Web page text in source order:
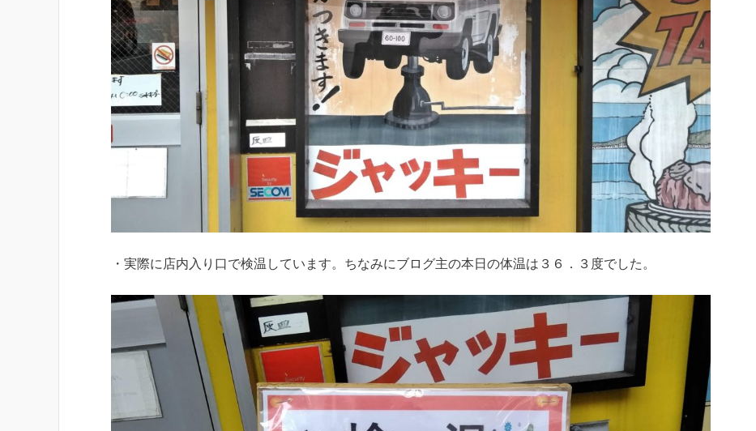
・実際に店内入り口で検温しています。ちなみにブログ主の本日の体温は３６．３度でした。